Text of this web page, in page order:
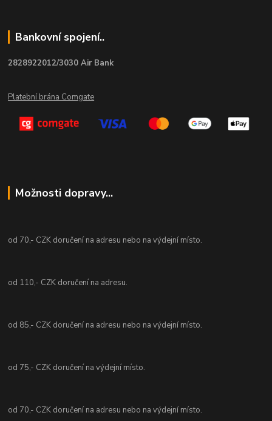
Bankovní spojení..
2828922012/3030 Air Bank
Platební brána Comgate
Možnosti dopravy...
od 70,- CZK doručení na adresu nebo na výdejní místo.
od 110,- CZK doručení na adresu.
od 85,- CZK doručení na adresu nebo na výdejní místo.
od 75,- CZK doručení na výdejní místo.
od 70,- CZK doručení na adresu nebo na výdejní místo.